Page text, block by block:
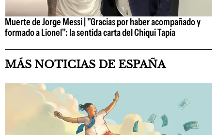
Muerte de Jorge Messi | "Gracias por haber acompañado y
formado a Lionel": la sentida carta del Chiqui Tapia
MÁS NOTICIAS DE ESPAÑA